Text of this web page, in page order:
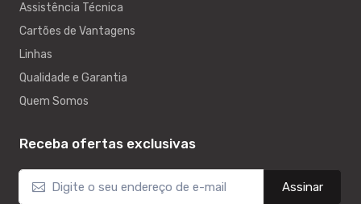
Assistência Técnica
Cartões de Vantagens
Linhas
Qualidade e Garantia
Quem Somos
Receba ofertas exclusivas
Assinar